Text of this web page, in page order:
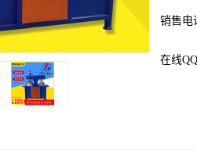
销售电
在线QQ